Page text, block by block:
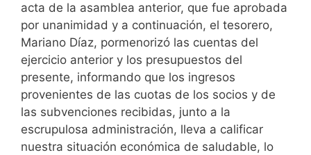
acta de la asamblea anterior, que fue aprobada
por unanimidad y a continuación, el tesorero,
Mariano Díaz, pormenorizó las cuentas del
ejercicio anterior y los presupuestos del
presente, informando que los ingresos
provenientes de las cuotas de los socios y de
las subvenciones recibidas, junto a la
escrupulosa administración, lleva a calificar
nuestra situación económica de saludable, lo